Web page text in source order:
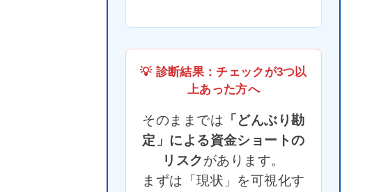
💡 診断結果：チェックが3つ以
上あった方へ
そのままでは 「どんぶり勘
定」による資金ショートの
リスクがあります。
まずは「現状」を可視化す